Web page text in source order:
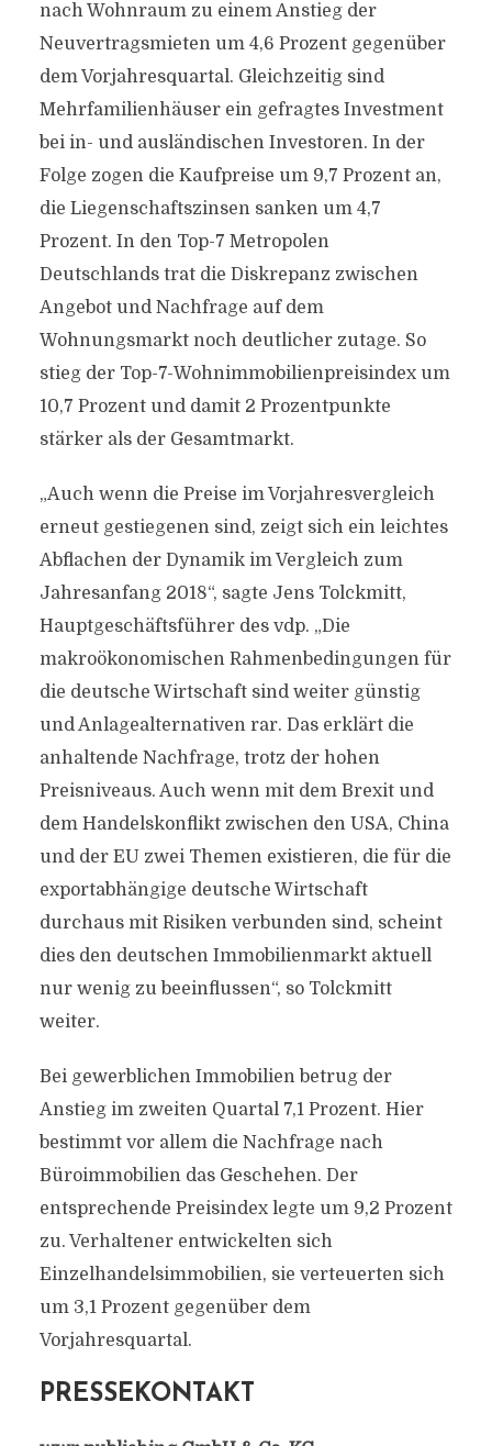
nach Wohnraum zu einem Anstieg der
Neuvertragsmieten um 4,6 Prozent gegenüber
dem Vorjahresquartal. Gleichzeitig sind
Mehrfamilienhäuser ein gefragtes Investment
bei in- und ausländischen Investoren. In der
Folge zogen die Kaufpreise um 9,7 Prozent an,
die Liegenschaftszinsen sanken um 4,7
Prozent. In den Top-7 Metropolen
Deutschlands trat die Diskrepanz zwischen
Angebot und Nachfrage auf dem
Wohnungsmarkt noch deutlicher zutage. So
stieg der Top-7-Wohnimmobilienpreisindex um
10,7 Prozent und damit 2 Prozentpunkte
stärker als der Gesamtmarkt.
„Auch wenn die Preise im Vorjahresvergleich
erneut gestiegenen sind, zeigt sich ein leichtes
Abflachen der Dynamik im Vergleich zum
Jahresanfang 2018“, sagte Jens Tolckmitt,
Hauptgeschäftsführer des vdp. „Die
makroökonomischen Rahmenbedingungen für
die deutsche Wirtschaft sind weiter günstig
und Anlagealternativen rar. Das erklärt die
anhaltende Nachfrage, trotz der hohen
Preisniveaus. Auch wenn mit dem Brexit und
dem Handelskonflikt zwischen den USA, China
und der EU zwei Themen existieren, die für die
exportabhängige deutsche Wirtschaft
durchaus mit Risiken verbunden sind, scheint
dies den deutschen Immobilienmarkt aktuell
nur wenig zu beeinflussen“, so Tolckmitt
weiter.
Bei gewerblichen Immobilien betrug der
Anstieg im zweiten Quartal 7,1 Prozent. Hier
bestimmt vor allem die Nachfrage nach
Büroimmobilien das Geschehen. Der
entsprechende Preisindex legte um 9,2 Prozent
zu. Verhaltener entwickelten sich
Einzelhandelsimmobilien, sie verteuerten sich
um 3,1 Prozent gegenüber dem
Vorjahresquartal.
PRESSEKONTAKT